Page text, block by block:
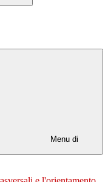
Menu di